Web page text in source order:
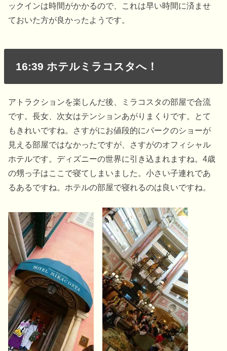
ックインは時間がかかるので、これは早い時間に済ませ
ておいた方が良かったようです。
16:39 ホテルミラコスタへ！
アトラクションを楽しんだ後、ミラコスタの部屋で合流
です。長女、次女はテンションあがりまくりです。とて
もきれいですね。さすがにお値段的にパークのショーが
見える部屋ではなかったですが、さすがのオフィシャル
ホテルです。ディズニーの世界に引き込まれますね。4歳
の甥っ子はここで寝てしまいました。小さい子連れであ
るあるですね。ホテルの部屋で寝れるのは良いですね。